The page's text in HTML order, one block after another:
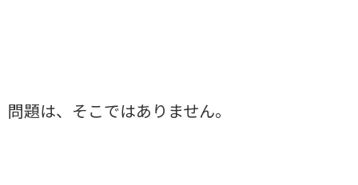
問題は、そこではありません。